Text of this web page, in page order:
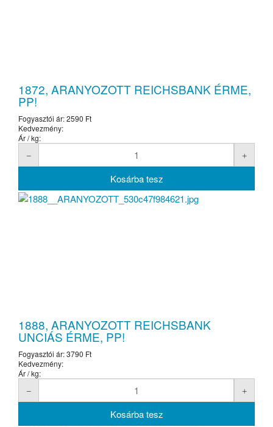
1872, ARANYOZOTT REICHSBANK ÉRME,
PP!
Fogyasztói ár:2590 Ft
Kedvezmény:
Ár / kg:
1888, ARANYOZOTT REICHSBANK
UNCIÁS ÉRME, PP!
Fogyasztói ár:3790 Ft
Kedvezmény:
Ár / kg: